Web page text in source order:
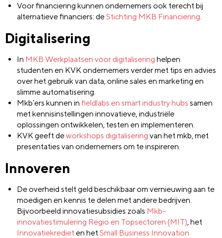
Voor financiering kunnen ondernemers ook terecht bij
alternatieve financiers: deStichting MKB Financiering.
Digitalisering
In MKB Werkplaatsen voor digitalisering helpen
studenten en KVK ondernemers verder met tips en advies
over het gebruik van data, online sales en marketing en
slimme automatisering.
Mkb’ers kunnen in fieldlabs en smart industry hubs samen
met kennisinstellingen innovatieve, industriële
oplossingen ontwikkelen, testen en implementeren.
KVK geeft deworkshops digitalisering van het mkb, met
presentaties van ondernemers om te inspireren.
Innoveren
De overheid stelt geld beschikbaar om vernieuwing aan te
moedigen en kennis te delen met andere bedrijven.
Bijvoorbeeld innovatiesubsidies zoals Mkb-
innovatiestimulering Regio en Topsectoren (MIT), het
Innovatiekredieten hetSmall Business Innovation